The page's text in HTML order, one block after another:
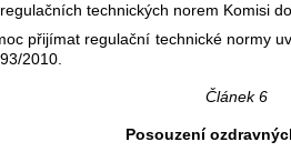
technických norem Komisi
přijímat regulační technické normy
2010.
Článek 6
Posouzení